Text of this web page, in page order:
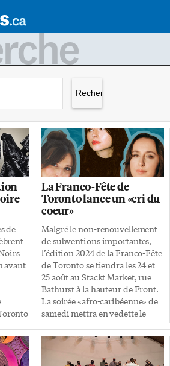
de
avant
du
un
La Franco-Fête de
Toronto lance un «cri du
coeur»
Malgré le non-renouvellement
de subventions importantes,
l’édition 2024 de la Franco-Fête
de Toronto se tiendra les 24 et
25 août au Stackt Market, rue
Bathurst à la hauteur de Front.
La soirée «afro-caribéenne» de
samedi mettra en vedette le
Paul Beaubrun et Pierre
Kwenders, ainsi que des DJs. Le
dimanche offrira «un tour